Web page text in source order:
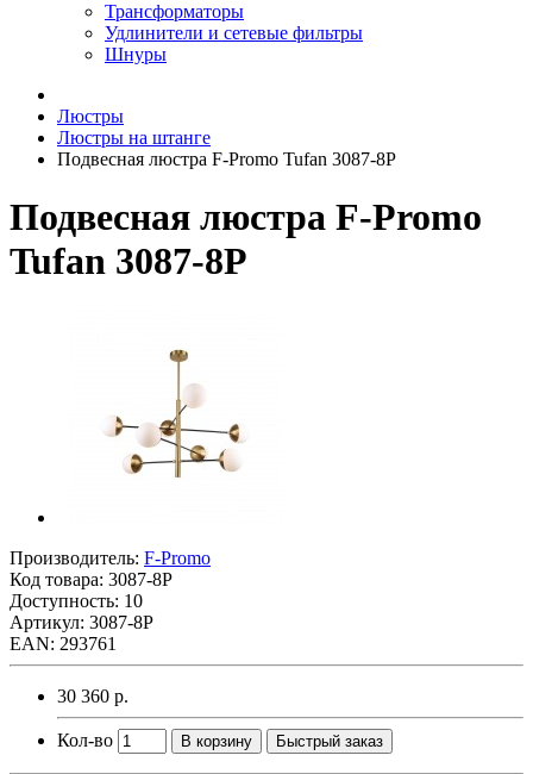
Трансформаторы
Удлинители и сетевые фильтры
Шнуры
Люстры
Люстры на штанге
Подвесная люстра F-Promo Tufan 3087-8P
Подвесная люстра F-Promo
Tufan 3087-8P
Производитель: F-Promo
Код товара: 3087-8P
Доступность: 10
Артикул: 3087-8P
EAN: 293761
30 360 р.
Кол-во В корзину Быстрый заказ